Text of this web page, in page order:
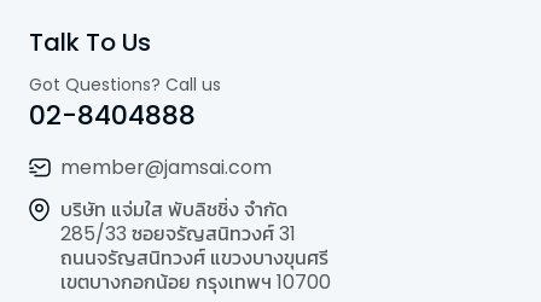
Talk To Us
Got Questions? Call us
02-8404888
member@jamsai.com
บริษัท แจ่มใส พับลิชชิ่ง จำกัด
285/33 ซอยจรัญสนิทวงศ์ 31
ถนนจรัญสนิทวงศ์ แขวงบางขุนศรี
เขตบางกอกน้อย กรุงเทพฯ 10700